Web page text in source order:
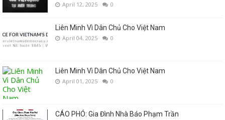
April 12, 2025 0
Liên Minh Vì Dân Chủ Cho Việt Nam
April 04, 2025 0
Liên Minh Vì Dân Chủ Cho Việt Nam
April 01, 2025 0
CÁO PHÓ: Gia Đình Nhà Báo Phạm Trần